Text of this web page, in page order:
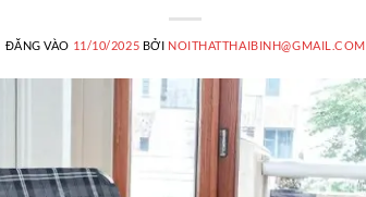
ĐĂNG VÀO 11/10/2025 BỞI NOITHATTHAIBINH@GMAIL.COM